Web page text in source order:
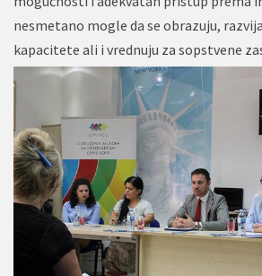
nesmetano mogle da se obrazuju,
kapacitete ali i vrednuju za sopstvene